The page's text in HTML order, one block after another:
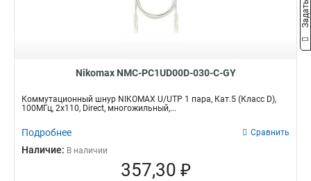
Nikomax NMC-PC1UD00D-030-C-GY
Коммутационный шнур NIKOMAX U/UTP 1 пара, Кат.5 (Класс D),
100МГц, 2х110, Direct, многожильный,...
Подробнее Сравнить
Наличие: В наличии
357,30 ₽